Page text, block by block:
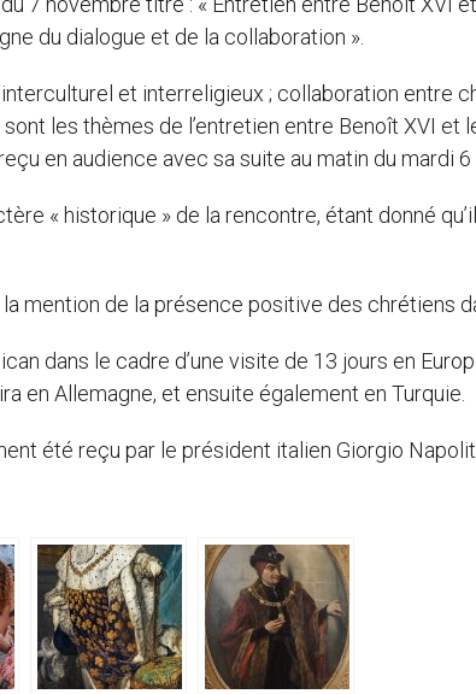
du dialogue et de la collaboration ».
et interreligieux ; collaboration entre
les thèmes de l’entretien entre Benoît XVI et
en audience avec sa suite au matin du mardi 6
« historique » de la rencontre, étant donné
mention de la présence positive des chrétiens
dans le cadre d’une visite de 13 jours en
en Allemagne, et ensuite également en Turquie.
été reçu par le président italien Giorgio